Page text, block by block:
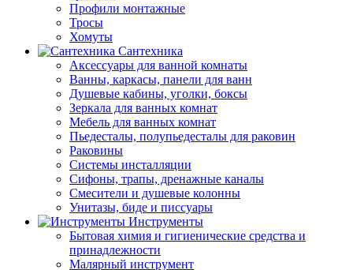
Профили монтажные
Тросы
Хомуты
Сантехника
Аксессуары для ванной комнаты
Ванны, каркасы, панели для ванн
Душевые кабины, уголки, боксы
Зеркала для ванных комнат
Мебель для ванных комнат
Пьедесталы, полупьедесталы для раковин
Раковины
Системы инсталляции
Сифоны, трапы, дренажные каналы
Смесители и душевые колонны
Унитазы, биде и писсуары
Инструменты
Бытовая химия и гигиенические средства и
принадлежности
Малярный инструмент